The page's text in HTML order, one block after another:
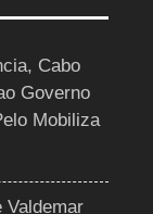
Cabo
Governo
Mobiliza
Valdemar